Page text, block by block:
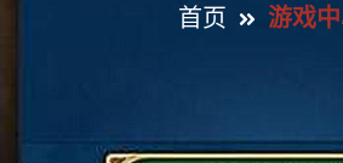
首页 游戏